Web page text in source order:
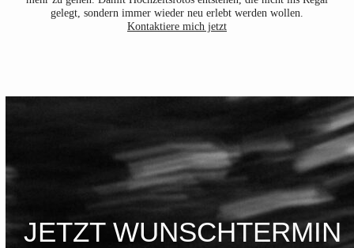
gelegt, sondern immer wieder neu erlebt werden wollen.
Kontaktiere mich jetzt
JETZT WUNSCHTERMIN